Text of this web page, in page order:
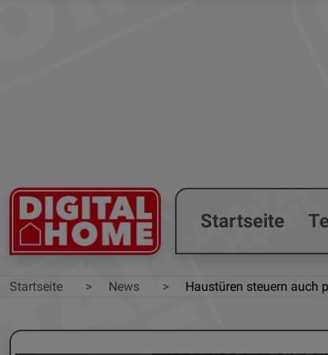
Startseite
Startseite News Haustüren steuern auch